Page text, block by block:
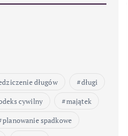
długów
długi
cywilny
majątek
planowanie spadkowe